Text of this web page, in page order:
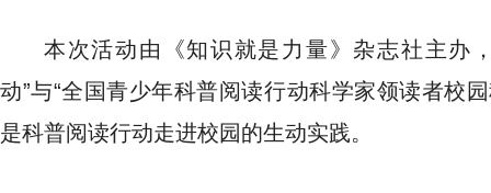
本次活动由《知识就是力量》杂志社主办
动”与“全国青少年科普阅读行动科学家领读者校
是科普阅读行动走进校园的生动实践。